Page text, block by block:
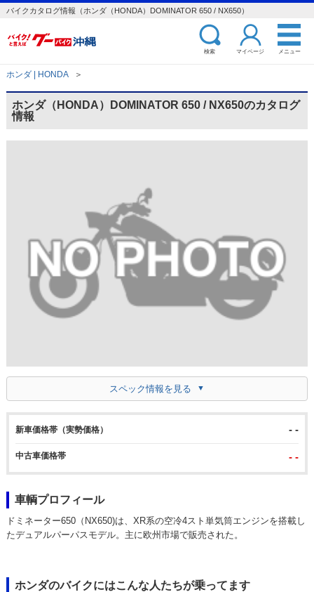
バイクカタログ情報（ホンダ（HONDA）DOMINATOR 650 / NX650）
検索 マイページ メニュー
ホンダ | HONDA ＞
ホンダ（HONDA）DOMINATOR 650 / NX650のカタログ
情報
スペック情報を見る
新車価格帯（実勢価格） - -
中古車価格帯 - -
車輌プロフィール
ドミネーター650（NX650)は、XR系の空冷4スト単気筒エンジンを搭載し
たデュアルパーパスモデル。主に欧州市場で販売された。
ホンダのバイクにはこんな人たちが乗ってます